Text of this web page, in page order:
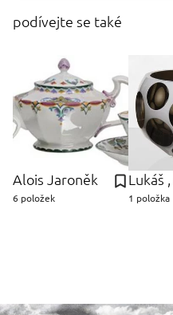
podívejte se také
Alois Jaroněk
6 položek 1 položka